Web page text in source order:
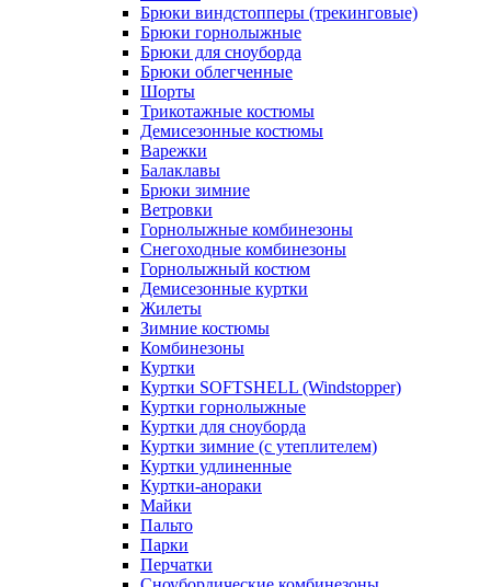
Брюки виндстопперы (трекинговые)
Брюки горнолыжные
Брюки для сноуборда
Брюки облегченные
Шорты
Трикотажные костюмы
Демисезонные костюмы
Варежки
Балаклавы
Брюки зимние
Ветровки
Горнолыжные комбинезоны
Снегоходные комбинезоны
Горнолыжный костюм
Демисезонные куртки
Жилеты
Зимние костюмы
Комбинезоны
Куртки
Куртки SOFTSHELL (Windstopper)
Куртки горнолыжные
Куртки для сноуборда
Куртки зимние (с утеплителем)
Куртки удлиненные
Куртки-анораки
Майки
Пальто
Парки
Перчатки